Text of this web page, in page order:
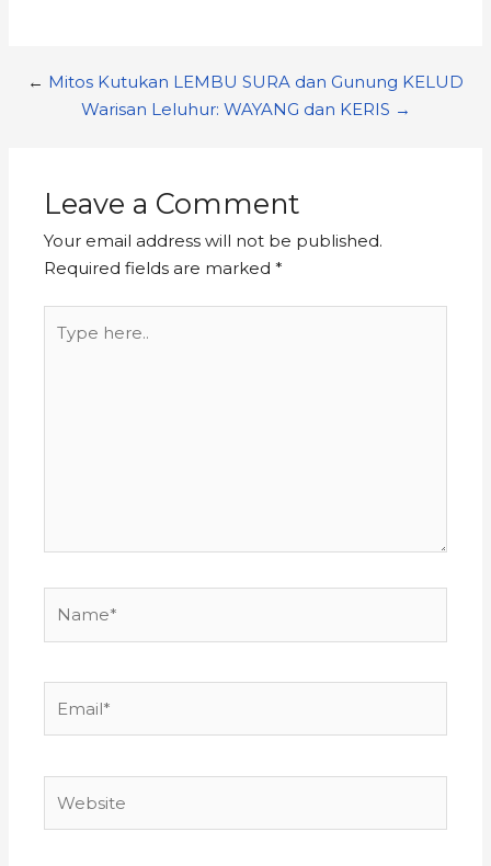
← Mitos Kutukan LEMBU SURA dan Gunung KELUD
Warisan Leluhur: WAYANG dan KERIS →
Leave a Comment
Your email address will not be published.
Required fields are marked*